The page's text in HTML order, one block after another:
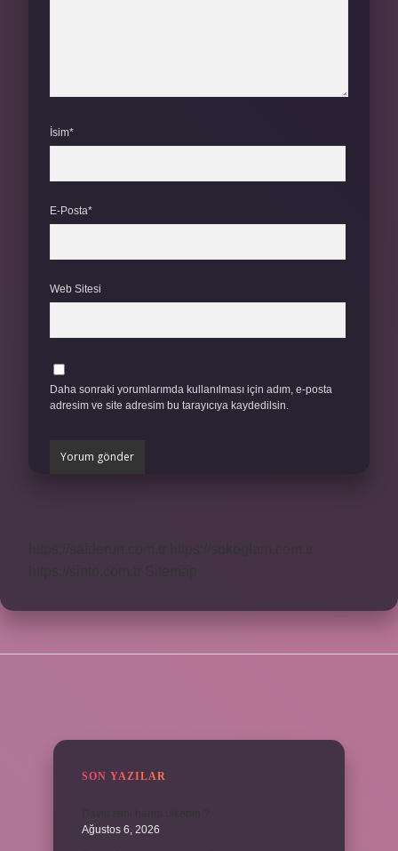
İsim*
E-Posta*
Web Sitesi
Daha sonraki yorumlarımda kullanılması için adım, e-posta
adresim ve site adresim bu tarayıcıya kaydedilsin.
SON YAZILAR
Ağustos 6, 2026